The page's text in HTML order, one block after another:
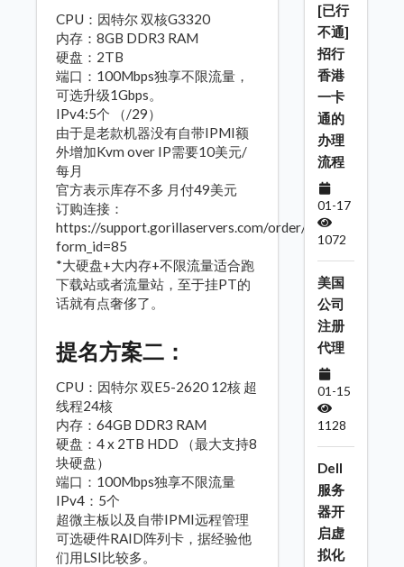
CPU：因特尔 双核G3320
内存：8GB DDR3 RAM
硬盘：2TB
端口：100Mbps独享不限流量，
可选升级1Gbps。
IPv4:5个 （/29）
由于是老款机器没有自带IPMI额
外增加Kvm over IP需要10美元/
每月
官方表示库存不多 月付49美元
订购连接：
https://support.gorillaservers.com/order/?
form_id=85
*大硬盘+大内存+不限流量适合跑
下载站或者流量站，至于挂PT的
话就有点奢侈了。
提名方案二：
CPU：因特尔 双E5-2620 12核 超
线程24核
内存：64GB DDR3 RAM
硬盘：4 x 2TB HDD （最大支持8
块硬盘）
端口：100Mbps独享不限流量
IPv4：5个
超微主板以及自带IPMI远程管理
可选硬件RAID阵列卡，据经验他
们用LSI比较多。
[已行
不通]
招行
香港
一卡
通的
办理
流程
01-17
1072
美国
公司
注册
代理
01-15
1128
Dell
服务
器开
启虚
拟化